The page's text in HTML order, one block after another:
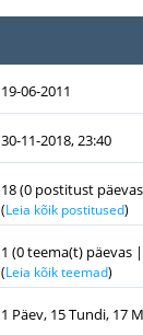
19-06-2011
30-11-2018, 23:40
18 (0 postitust
(Leia kõik postitused)
1 (0 teema(t) päevas
(Leia kõik teemad)
1 Päev, 15 Tundi, 17